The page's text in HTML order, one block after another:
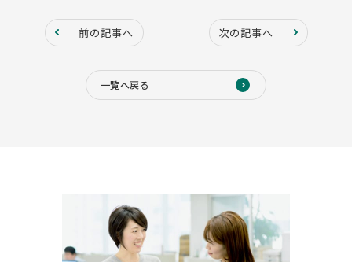
前の記事へ 次の記事へ
一覧へ戻る